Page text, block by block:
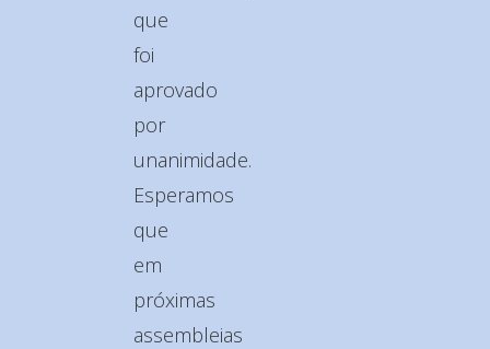
que
foi
aprovado
por
unanimidade.
Esperamos
que
em
próximas
assembleias